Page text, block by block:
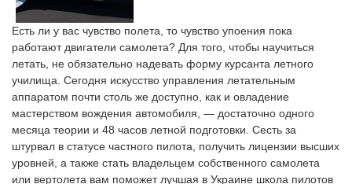
Есть ли у вас чувство полета, то чувство упоения пока
работают двигатели самолета? Для того, чтобы научиться
летать, не обязательно надевать форму курсанта летного
училища. Сегодня искусство управления летательным
аппаратом почти столь же доступно, как и овладение
мастерством вождения автомобиля, — достаточно одного
месяца теории и 48 часов летной подготовки. Сесть за
штурвал в статусе частного пилота, получить лицензии высших
уровней, а также стать владельцем собственного самолета
или вертолета вам поможет лучшая в Украине школа пилотов